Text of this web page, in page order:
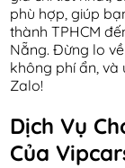
phù hợp, giúp
thành TPHCM
Nẵng. Đừng lo
không phí ẩn, và
Zalo!
Dịch Vụ
Của